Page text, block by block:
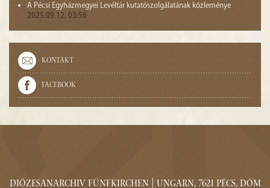
A Pécsi Egyházmegyei Levéltár kutatószolgálatának közleménye
2025.09.12. 03:56
Kontakt
Facebook
Diözesanarchiv Fünfkirchen | Ungarn, 7621 Pécs, Dóm